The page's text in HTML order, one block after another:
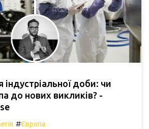
доби: чи
до нових викликів? -
#Європа